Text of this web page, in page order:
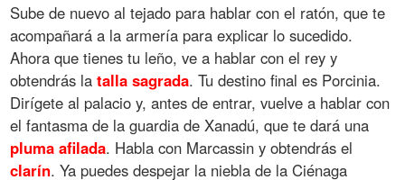
Sube de nuevo al tejado para hablar con el ratón, que te
acompañará a la armería para explicar lo sucedido.
Ahora que tienes tu leño, ve a hablar con el rey y
obtendrás latalla sagrada. Tu destino final es Porcinia.
Dirígete al palacio y, antes de entrar, vuelve a hablar con
el fantasma de la guardia de Xanadú, que te dará una
pluma afilada. Habla con Marcassin y obtendrás el
clarín. Ya puedes despejar la niebla de la Ciénaga